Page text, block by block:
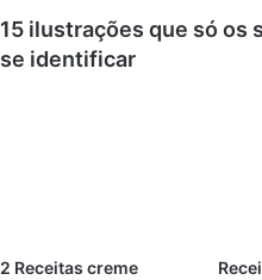
15 ilustrações que só os
se identificar
2 Receitas creme